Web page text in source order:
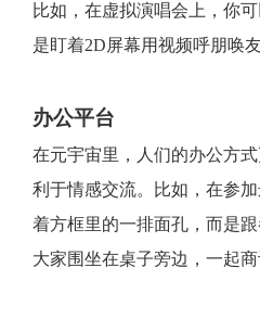
比如，在虚拟演唱会上，你
是盯着2D屏幕用视频呼朋唤友
办公平台
在元宇宙里，人们的办公方
利于情感交流。比如，在参
着方框里的一排面孔，而是
大家围坐在桌子旁边，一起商